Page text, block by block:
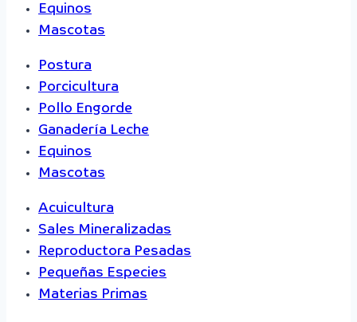
Equinos
Mascotas
Postura
Porcicultura
Pollo Engorde
Ganadería Leche
Equinos
Mascotas
Acuicultura
Sales Mineralizadas
Reproductora Pesadas
Pequeñas Especies
Materias Primas